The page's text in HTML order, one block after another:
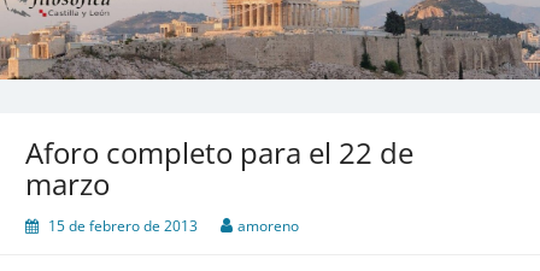
Aforo completo para el 22 de
marzo
15 de febrero de 2013 amoreno